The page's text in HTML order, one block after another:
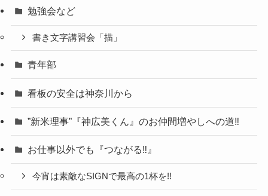
勉強会など
書き文字講習会「描」
青年部
看板の安全は神奈川から
”新米理事”『神広美くん』のお仲間増やしへの道‼
お仕事以外でも『つながる‼』
今宵は素敵なSIGNで最高の1杯を!!